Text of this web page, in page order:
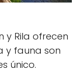
y Rila ofrecen
y fauna son
único.